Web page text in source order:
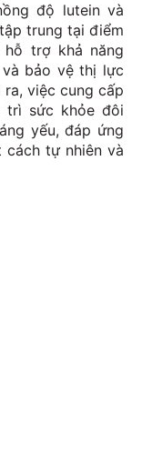
độ lutein và
trung tại điểm
trợ khả năng
bảo vệ thị lực
việc cung cấp
trì sức khỏe đôi
yếu, đáp ứng
cách tự nhiên và